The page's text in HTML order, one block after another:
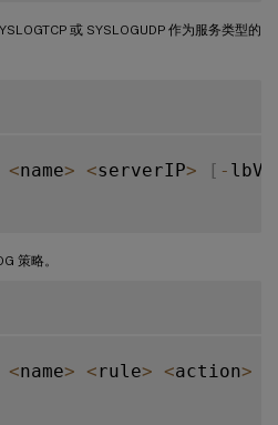
或 SYSLOGUDP 作为服务类型的
<name> <serverIP> [ -
策略。
<name> < rule> <action>